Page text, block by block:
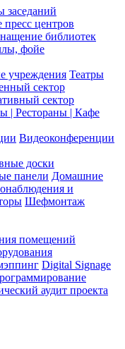
заседаний
центров
библиотек
фойе
учреждения Театры
сектор
сектор
| Рестораны | Кафе
Видеоконференции
доски
панели Домашние
и
Шефмонтаж
помещений
Digital Signage
аудит проекта